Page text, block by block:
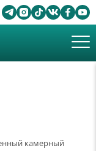
камерный